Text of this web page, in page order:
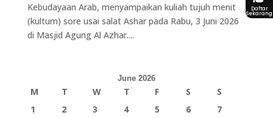
Kebudayaan Arab, menyampaikan kuliah tujuh menit
(kultum) sore usai salat Ashar pada Rabu, 3 Juni 2026
di Masjid Agung Al Azhar....
June 2026
M T W T F S
S
1
2 3 4 5 6
7
Daftar
Sekarang